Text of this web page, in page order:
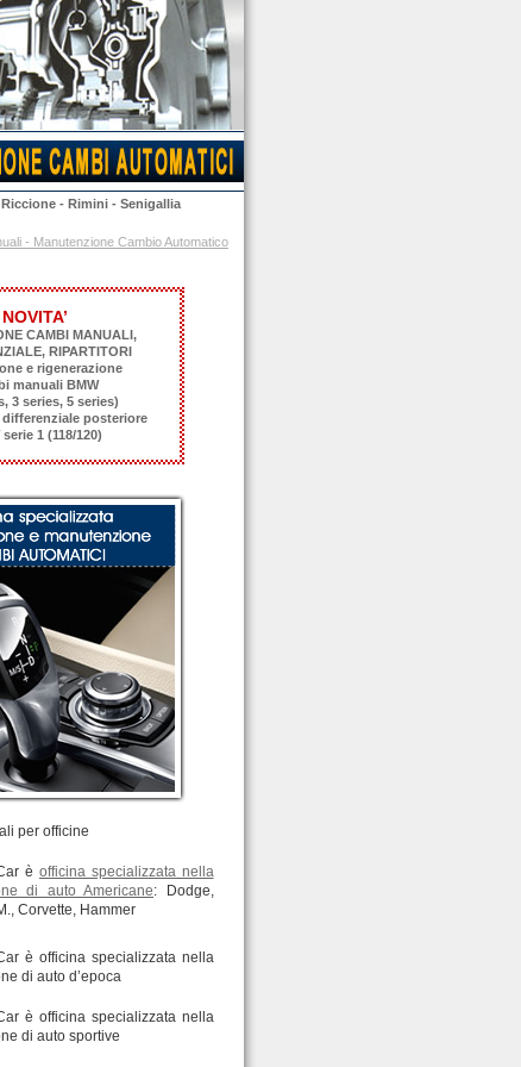
Riccione- Rimini- Senigallia
- Manutenzione Cambio Automatico
NOVITA’
CAMBI MANUALI,
RIPARTITORI
e rigenerazione
manuali BMW
3 series, 5 series)
posteriore
serie 1 (118/120)
per officine
è officina specializzata nella
di auto Americane: Dodge,
Corvette, Hammer
è officina specializzata nella
di auto d’epoca
è officina specializzata nella
di auto sportive